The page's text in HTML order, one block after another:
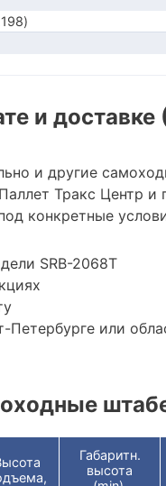
и доставке
и другие
Тракс Центр
конкретные
SRB-2068T
Петербурге или
Габаритн.
высота